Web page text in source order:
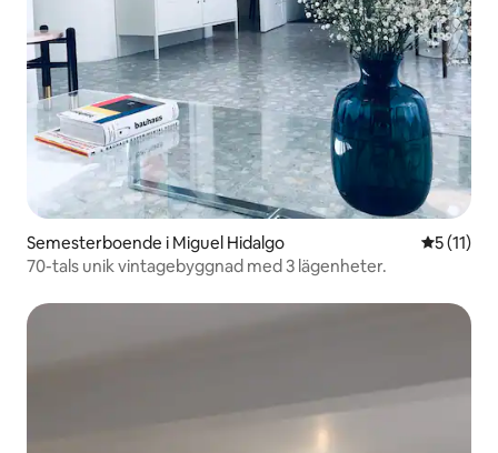
Semesterboende i Miguel Hidalgo 5 av 5 i
5 (11)
70-tals unik vintagebyggnad med 3 lägenheter.